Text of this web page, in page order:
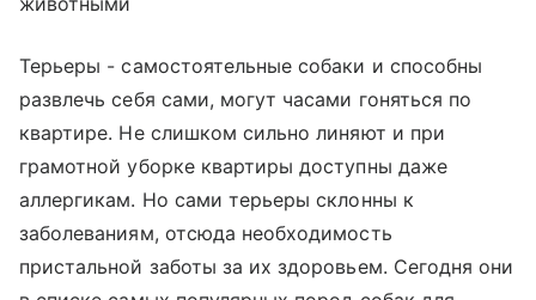
Терьеры - самостоятельные собаки и способны
развлечь себя сами, могут часами гоняться по
квартире. Не слишком сильно линяют и при
грамотной уборке квартиры доступны даже
аллергикам. Но сами терьеры склонны к
заболеваниям, отсюда необходимость
пристальной заботы за их здоровьем. Сегодня они